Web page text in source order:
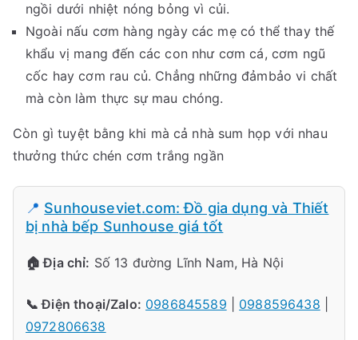
ngồi dưới nhiệt nóng bỏng vì củi.
Ngoài nấu cơm hàng ngày các mẹ có thể thay thế
khẩu vị mang đến các con như cơm cá, cơm ngũ
cốc hay cơm rau củ. Chẳng những đảmbảo vi chất
mà còn làm thực sự mau chóng.
Còn gì tuyệt bằng khi mà cả nhà sum họp với nhau
thưởng thức chén cơm trắng ngần
📍 Sunhouseviet.com: Đồ gia dụng và Thiết
bị nhà bếp Sunhouse giá tốt
🏠 Địa chỉ: Số 13 đường Lĩnh Nam, Hà Nội
📞 Điện thoại/Zalo: 0986845589 0988596438
0972806638